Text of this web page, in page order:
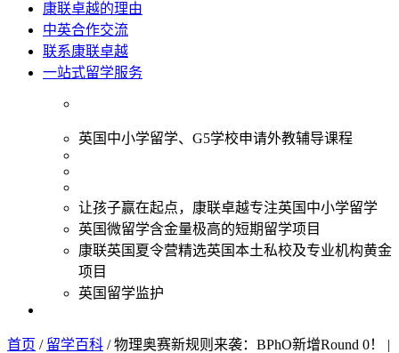
康联卓越的理由
中英合作交流
联系康联卓越
一站式留学服务
英国中小学留学、G5学校申请外教辅导课程
让孩子赢在起点，康联卓越专注英国中小学留学
英国微留学含金量极高的短期留学项目
康联英国夏令营精选英国本土私校及专业机构黄金
项目
英国留学监护
首页 / 留学百科 /物理奥赛新规则来袭：BPhO新增Round 0！ |